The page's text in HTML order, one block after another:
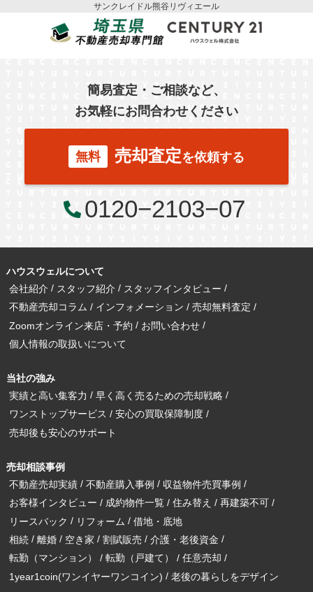
サンクレイドル熊谷リヴィエール
簡易査定・ご相談など、
お気軽にお問合わせください
無料 売却査定を依頼する
0120−2103−07
ハウスウェルについて
会社紹介
スタッフ紹介
スタッフインタビュー
不動産売却コラム
インフォメーション
売却無料査定
Zoomオンライン来店・予約
お問い合わせ
個人情報の取扱いについて
当社の強み
実績と高い集客力
早く高く売るための売却戦略
ワンストップサービス
安心の買取保障制度
売却後も安心のサポート
売却相談事例
不動産売却実績
不動産購入事例
収益物件売買事例
お客様インタビュー
成約物件一覧 住み替え
再建築不可
リースバック
リフォーム
借地・底地
相続
離婚 空き家 割賦販売
介護・老後資金
転勤（マンション）
転勤（戸建て）
任意売却
1year1coin(ワンイヤーワンコイン)
老後の暮らしをデザイン